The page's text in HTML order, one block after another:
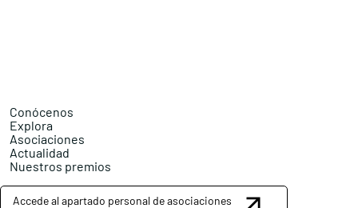
Conócenos
Explora
Asociaciones
Actualidad
Nuestros premios
Accede al apartado personal de asociaciones